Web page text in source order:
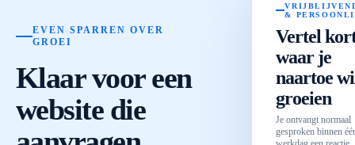
EVEN SPARREN OVER
GROEI
Klaar voor een
website die
&
Vertel
waar je
naartoe
groeien
Je ontvangt normaal
gesproken binnen